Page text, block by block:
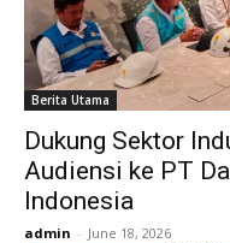
Berita Utama
Dukung Sektor
Audiensi ke PT
Indonesia
admin - June 18, 2026